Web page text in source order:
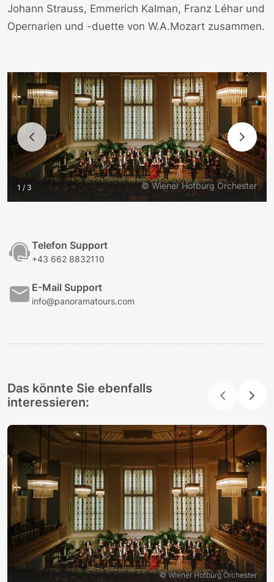
Johann Strauss, Emmerich Kalman, Franz Léhar und
Opernarien und -duette von W.A.Mozart zusammen.
© Wiener Hofburg Orchester
1 / 3
Telefon Support
+43 662 8832110
E-Mail Support
info@panoramatours.com
Das könnte Sie ebenfalls
interessieren:
© Wiener Hofburg Orchester